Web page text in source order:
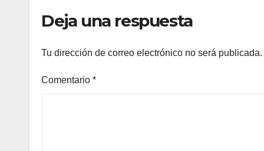
Deja una respuesta
Tu dirección de correo electrónico no será publicada.
Comentario *